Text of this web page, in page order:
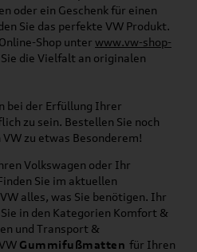
oder ein Geschenk für einen
Sie das perfekte VW Produkt.
Shop unter www.vw-shop-
die Vielfalt an originalen
bei der Erfüllung Ihrer
zu sein. Bestellen Sie noch
zu etwas Besonderem!
Volkswagen oder Ihr
Sie im aktuellen
alles, was Sie benötigen. Ihr
in den Kategorien Komfort &
und Transport &
Gummifußmatten für Ihren